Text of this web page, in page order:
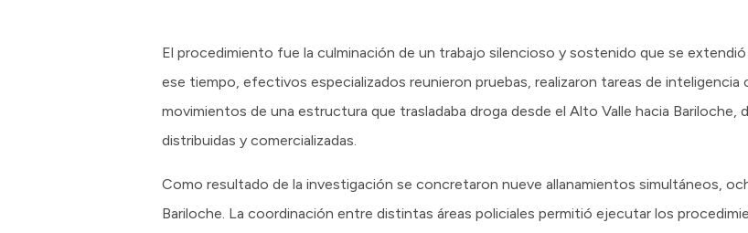
El procedimiento fue la culminación de un trabajo silencioso y sostenido que se
ese tiempo, efectivos especializados reunieron pruebas, realizaron tareas de inteligencia
movimientos de una estructura que trasladaba droga desde el Alto Valle hacia Bariloche,
distribuidas y comercializadas.
Como resultado de la investigación se concretaron nueve allanamientos simultáneos,
Bariloche. La coordinación entre distintas áreas policiales permitió ejecutar los